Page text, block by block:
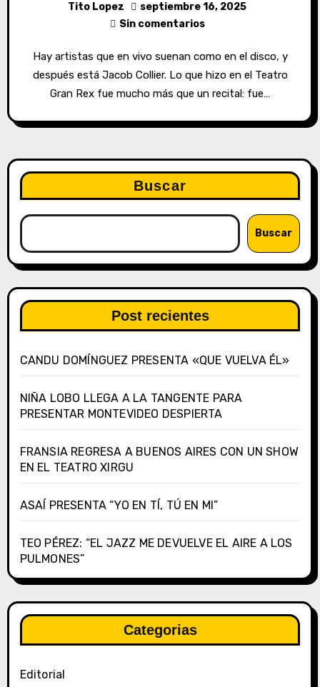
Tito Lopez
septiembre 16, 2025
Sin comentarios
Hay artistas que en vivo suenan como en el disco, y
después está Jacob Collier. Lo que hizo en el Teatro
Gran Rex fue mucho más que un recital: fue…
Buscar
Buscar
Post recientes
CANDU DOMÍNGUEZ PRESENTA «QUE VUELVA ÉL»
NIÑA LOBO LLEGA A LA TANGENTE PARA
PRESENTAR MONTEVIDEO DESPIERTA
FRANSIA REGRESA A BUENOS AIRES CON UN SHOW
EN EL TEATRO XIRGU
ASAÍ PRESENTA “YO EN TÍ, TÚ EN MI”
TEO PÉREZ: “EL JAZZ ME DEVUELVE EL AIRE A LOS
PULMONES”
Categorias
Editorial